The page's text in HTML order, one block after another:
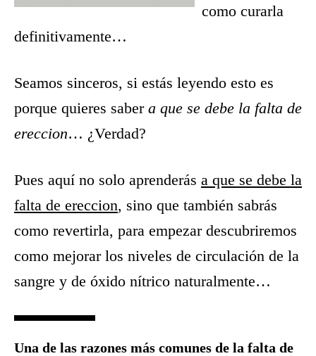
como curarla
definitivamente…
Seamos sinceros, si estás leyendo esto es
porque quieres saber a que se debe la falta de
ereccion… ¿Verdad?
Pues aquí no solo aprenderás a que se debe la
falta de ereccion, sino que también sabrás
como revertirla, para empezar descubriremos
como mejorar los niveles de circulación de la
sangre y de óxido nítrico naturalmente…
Una de las razones más comunes de la falta de